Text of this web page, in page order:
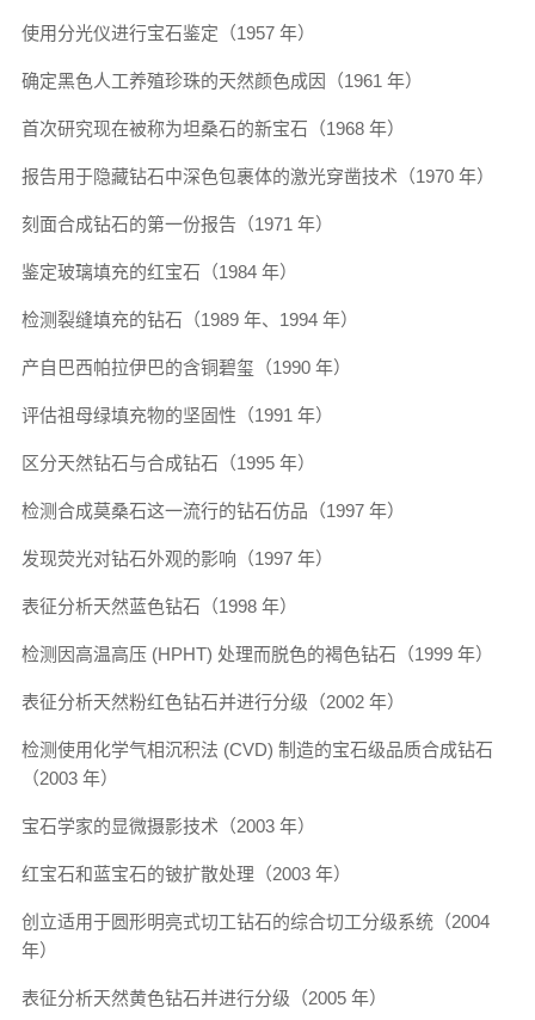
使用分光仪进行宝石鉴定（1957 年）
确定黑色人工养殖珍珠的天然颜色成因（1961 年）
首次研究现在被称为坦桑石的新宝石（1968 年）
报告用于隐藏钻石中深色包裹体的激光穿凿技术（1970 年）
刻面合成钻石的第一份报告（1971 年）
鉴定玻璃填充的红宝石（1984 年）
检测裂缝填充的钻石（1989 年、1994 年）
产自巴西帕拉伊巴的含铜碧玺（1990 年）
评估祖母绿填充物的坚固性（1991 年）
区分天然钻石与合成钻石（1995 年）
检测合成莫桑石这一流行的钻石仿品（1997 年）
发现荧光对钻石外观的影响（1997 年）
表征分析天然蓝色钻石（1998 年）
检测因高温高压 (HPHT) 处理而脱色的褐色钻石（1999 年）
表征分析天然粉红色钻石并进行分级（2002 年）
检测使用化学气相沉积法 (CVD) 制造的宝石级品质合成钻石
（2003 年）
宝石学家的显微摄影技术（2003 年）
红宝石和蓝宝石的铍扩散处理（2003 年）
创立适用于圆形明亮式切工钻石的综合切工分级系统（2004
年）
表征分析天然黄色钻石并进行分级（2005 年）